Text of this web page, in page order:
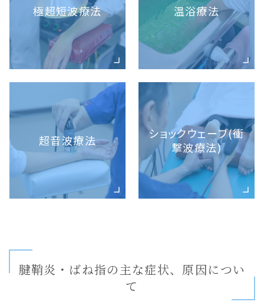
極超短波療法 温浴療法
超音波療法
ショックウェーブ(衝
撃波療法)
腱鞘炎・ばね指の主な症状、原因につい
て